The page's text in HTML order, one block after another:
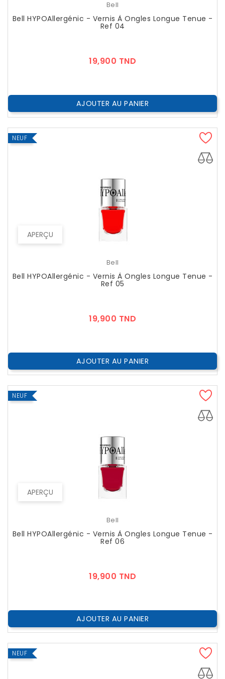
Bell
Bell HYPOAllergénic - Vernis À Ongles Longue Tenue -
Ref 04
19,900 TND
AJOUTER AU PANIER
APERÇU
NEUF
Bell
Bell HYPOAllergénic - Vernis À Ongles Longue Tenue -
Ref 05
19,900 TND
AJOUTER AU PANIER
APERÇU
NEUF
Bell
Bell HYPOAllergénic - Vernis À Ongles Longue Tenue -
Ref 06
19,900 TND
AJOUTER AU PANIER
NEUF